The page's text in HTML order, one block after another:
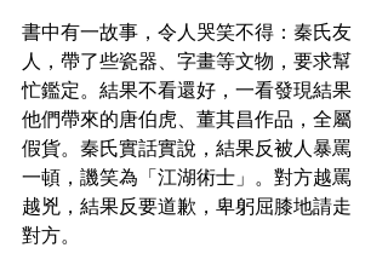
書中有一故事，令人哭笑不得：秦氏友
人，帶了些瓷器、字畫等文物，要求幫
忙鑑定。結果不看還好，一看發現結果
他們帶來的唐伯虎、董其昌作品，全屬
假貨。秦氏實話實說，結果反被人暴罵
一頓，譏笑為「江湖術士」。對方越罵
越兇，結果反要道歉，卑躬屈膝地請走
對方。